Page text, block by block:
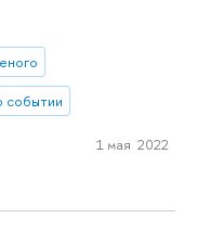
событии
1 мая 2022